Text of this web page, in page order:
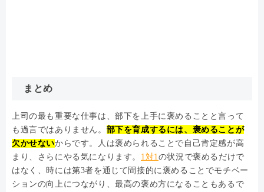
まとめ
上司の最も重要な仕事は、部下を上手に褒めることと言って
も過言ではありません。 部下を育成するには、褒めることが
欠かせないからです。人は褒められることで自己肯定感が高
まり、さらにやる気になります。 1対1 の状況で褒めるだけで
はなく、時には第3者を通じて間接的に褒めることでモチベー
ションの向上につながり、最高の褒め方になることもあるで